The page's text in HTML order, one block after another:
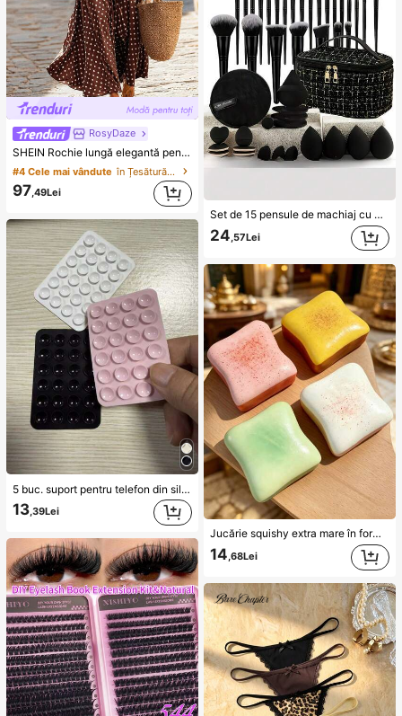
RosyDaze
SHEIN Rochie lungă elegantă pentru femei cu buline, decolteu în V, voluri, centură în talie și talie strânsă, fustă plină, potrivită pentru navetă, stil stradal și petreceri, rochie maro cu buline
#4 Cele mai vândute în Țesătură Rochii maxi din material textil
97,49Lei
5 buc. suport pentru telefon din silicon cu ventuză, suport lipicios pentru telefon, suport adeziv pentru telefon (înainte de utilizare, vă rugăm să curățați cu atenție suprafața pentru a vă asigura că este curată și plată; așteptați 30 de minute după lipire înainte de utilizare), accesoriu indispensabil
13,39Lei
Set de 15 pensule de machiaj cu geantă de depozitare, potrivit pentru toate instrumentele și pensulele de machiaj negre, design subțire al capului de perie, peri moi, cadou ideal pentru sărbători internaționale
24,57Lei
Jucărie squishy extra mare în formă de pâine prăjită, super moale, tip toast cu unt, jucărie de strângere pentru eliberarea stresului, disponibilă în roz, galben, alb și verde, perfectă pentru cadouri de zi de naștere și sărbători, mici cadouri surpriză zilnice, kawaii, îmbunătățește starea de spirit
14,68Lei